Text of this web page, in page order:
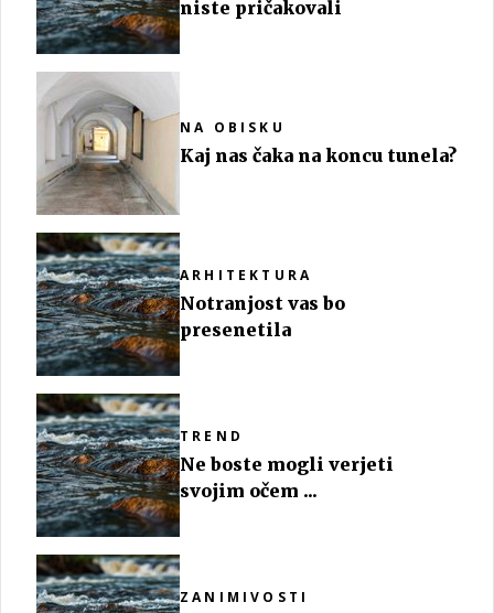
niste pričakovali
NA OBISKU
Kaj nas čaka na koncu tunela?
ARHITEKTURA
Notranjost vas bo
presenetila
TREND
Ne boste mogli verjeti
svojim očem ...
ZANIMIVOSTI